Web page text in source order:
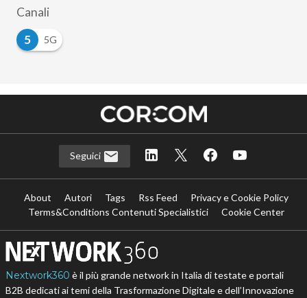
Canali
5
5G
Seguici
About Autori Tags Rss Feed
Privacy e Cookie Policy
Terms&Conditions Contenuti Specialistici
Cookie Center
Nextwork360 è il più grande network in Italia di testate e portali
B2B dedicati ai temi della Trasformazione Digitale e dell’Innovazione